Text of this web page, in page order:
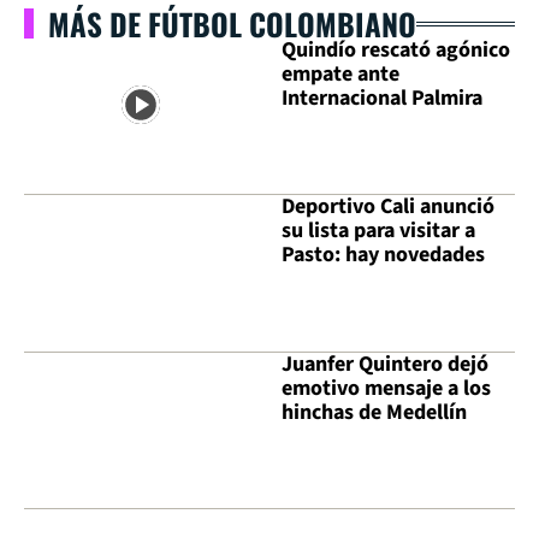
MÁS DE FÚTBOL COLOMBIANO
Quindío rescató agónico
empate ante
Internacional Palmira
Deportivo Cali anunció
su lista para visitar a
Pasto: hay novedades
Juanfer Quintero dejó
emotivo mensaje a los
hinchas de Medellín